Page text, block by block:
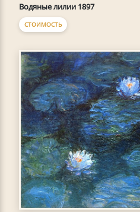
Водяные лилии 1897
СТОИМОСТЬ